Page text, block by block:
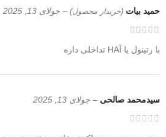
حمید بیات (خریدار محصول) – جولای 13, 2025
با رتینول یا آHA تداخلی داره
سیدمحمد صالحی – جولای 13, 2025